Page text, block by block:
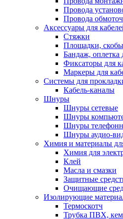
Провода
Провода
Аксессуары для
Стяжки
Площадки,
Бандаж, оплетка
Фиксаторы для
Маркеры для
Системы для
Кабель-каналы
Шнуры
Шнуры сетевые
Шнуры
Шнуры
Шнуры аудио-
Химия и материалы
Химия для
Клей
Масла и смазки
Защитные
Очищающие
Изолирующие
Термоскотч
Трубка ПВХ,